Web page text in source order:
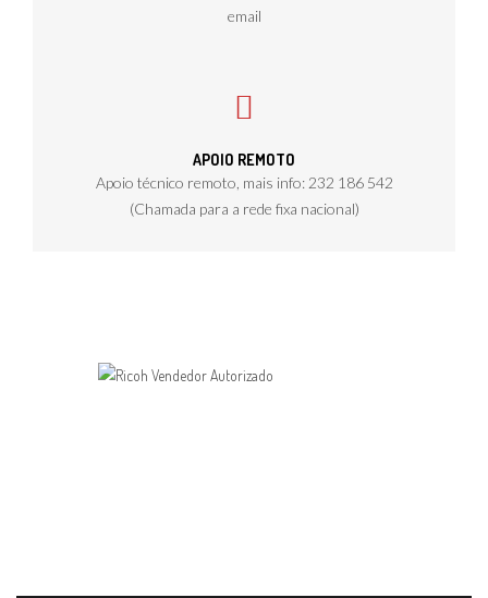
email
APOIO REMOTO
Apoio técnico remoto, mais info: 232 186 542
(Chamada para a rede fixa nacional)